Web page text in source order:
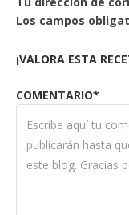
Los campos
¡VALORA ESTA
COMENTARIO*